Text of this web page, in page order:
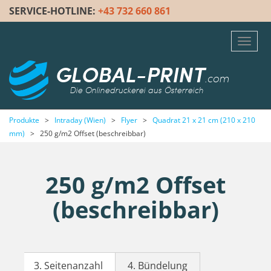
SERVICE-HOTLINE: +43 732 660 861
GLOBAL-PRINT.com
Die Onlinedruckerei aus Österreich
Produkte > Intraday (Wien) > Flyer > Quadrat 21 x 21 cm (210 x 210
mm) > 250 g/m2 Offset (beschreibbar)
250 g/m2 Offset
(beschreibbar)
3. Seitenanzahl 4. Bündelung